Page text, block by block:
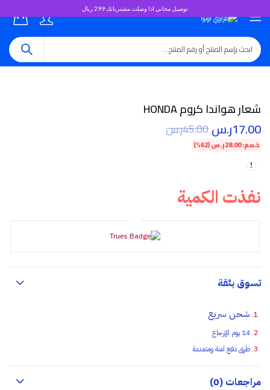
توصيل مجاني اذا وصلت مشترياتك 299 ريال
شعار هواندا كروم HONDA
17.00ر.س45.00ر.س
خصم:28.00ر.س(62%)
نفذت الكمية
تسوق بثقة
شحن سريع
14 يوم للإرجاع
طرق دفع امنة ومتعددة
مراجعات (0)